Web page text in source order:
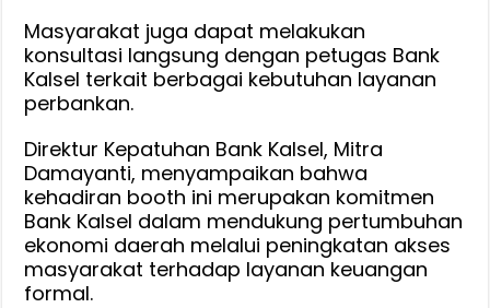
Masyarakat juga dapat melakukan
konsultasi langsung dengan petugas Bank
Kalsel terkait berbagai kebutuhan layanan
perbankan.
Direktur Kepatuhan Bank Kalsel, Mitra
Damayanti, menyampaikan bahwa
kehadiran booth ini merupakan komitmen
Bank Kalsel dalam mendukung pertumbuhan
ekonomi daerah melalui peningkatan akses
masyarakat terhadap layanan keuangan
formal.